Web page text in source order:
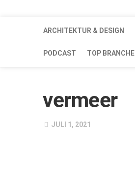
ARCHITEKTUR & DESIGN
PODCAST TOP
vermeer
JULI 1, 2021